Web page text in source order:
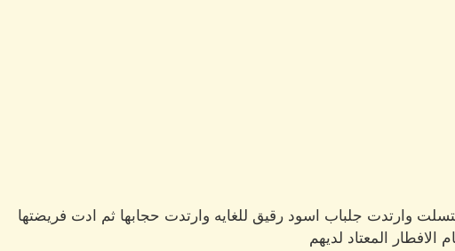
وارتدت جلباب اسود رقيق للغايه وارتدت حجابها ثم ادت فريضتها
المعتاد لديهم